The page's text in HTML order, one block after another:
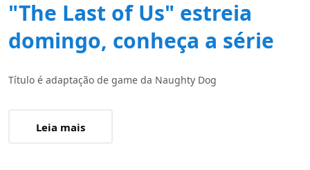
"The Last of Us" estreia
domingo, conheça a série
Título é adaptação de game da Naughty Dog
Leia mais